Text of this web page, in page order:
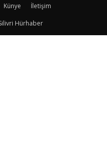
Künye
İletişim
Hürhaber